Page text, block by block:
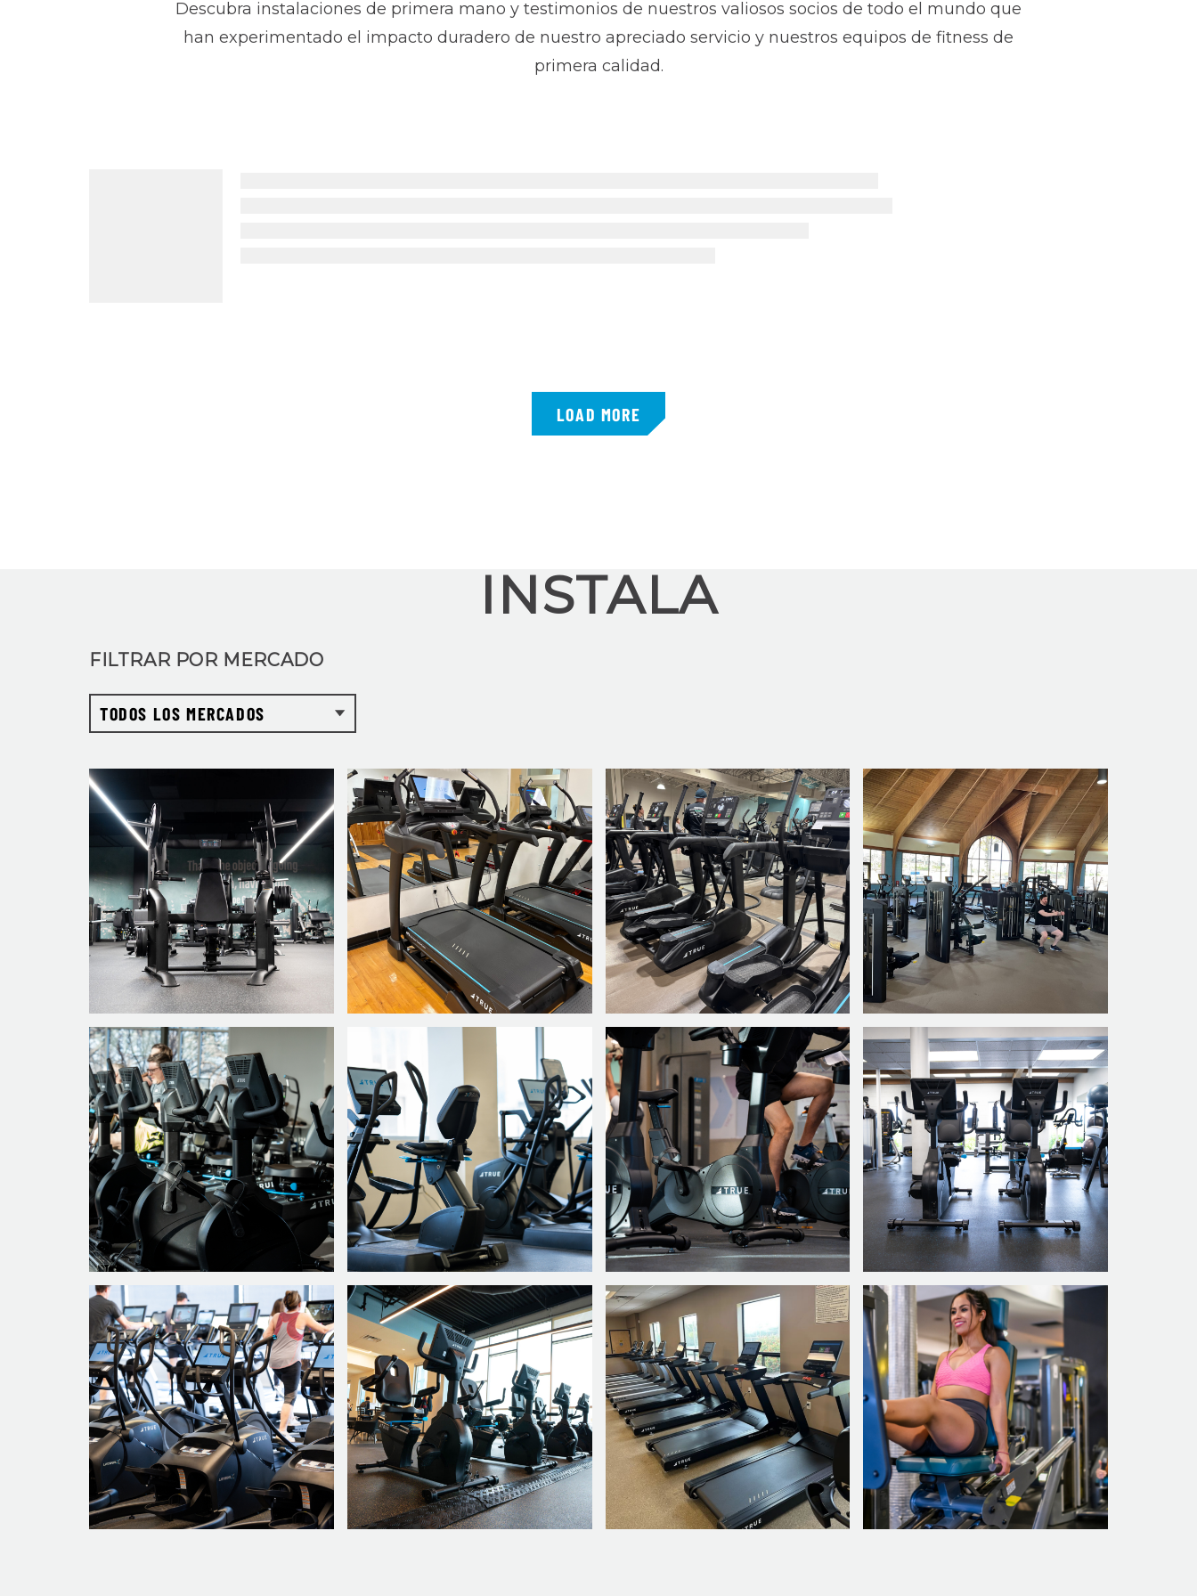
Descubra instalaciones de primera mano y testimonios de nuestros valiosos socios de todo el mundo que
han experimentado el impacto duradero de nuestro apreciado servicio y nuestros equipos de fitness de
primera calidad.
LOAD MORE
INSTALA
FILTRAR POR MERCADO